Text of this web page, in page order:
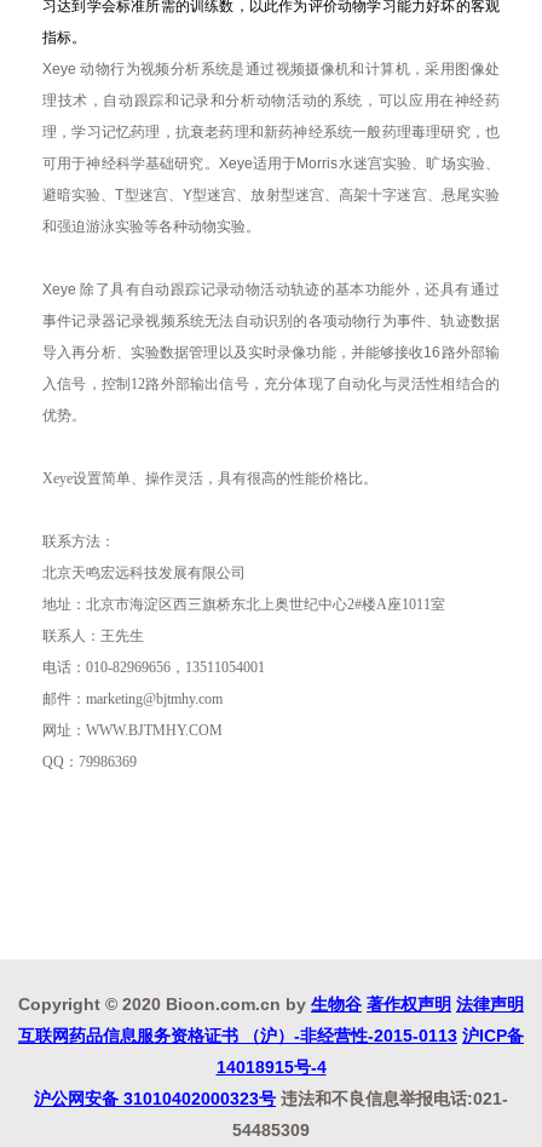
习达到学会标准所需的训练数，以此作为评价动物学习能力好坏的客观
指标。
Xeye动物行为视频分析系统是通过视频摄像机和计算机，采用图像处
理技术，自动跟踪和记录和分析动物活动的系统，可以应用在神经药
理，学习记忆药理，抗衰老药理和新药神经系统一般药理毒理研究，也
可用于神经科学基础研究。 Xeye适用于Morris水迷宫实验、旷场实验、
避暗实验、T型迷宫、 Y型迷宫、放射型迷宫、高架十字迷宫、悬尾实验
和强迫游泳实验等各种动物实验。
Xeye 除了具有自动跟踪记录动物活动轨迹的基本功能外，还具有通过
事件记录器记录视频系统无法自动识别的各项动物行为事件、轨迹数据
导入再分析、实验数据管理以及实时录像功能，并能够接收16 路外部输
入信号，控制12路外部输出信号，充分体现了自动化与灵活性相结合的
优势。
Xeye设置简单、操作灵活，具有很高的性能价格比。
联系方法：
北京天鸣宏远科技发展有限公司
地址：北京市海淀区西三旗桥东北上奥世纪中心2#楼A座1011室
联系人：王先生
电话：010-82969656，13511054001
邮件：marketing@bjtmhy.com
网址：WWW.BJTMHY.COM
QQ：79986369
Copyright © 2020 Bioon.com.cn by 生物谷 著作权声明 法律声明
互联网药品信息服务资格证书 （沪）-非经营性-2015-0113 沪ICP备
14018915号-4
沪公网安备 31010402000323号 违法和不良信息举报电话:021-
54485309